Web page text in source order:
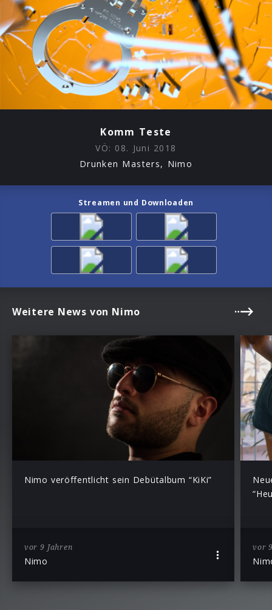
Komm Teste
VÖ: 08. Juni 2018
Drunken Masters, Nimo
Streamen und Downloaden
Weitere News von Nimo
Nimo veröffentlicht sein Debütalbum “KiKi”
vor 9 Jahren
Nimo
vor